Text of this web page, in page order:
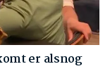
er alsnog